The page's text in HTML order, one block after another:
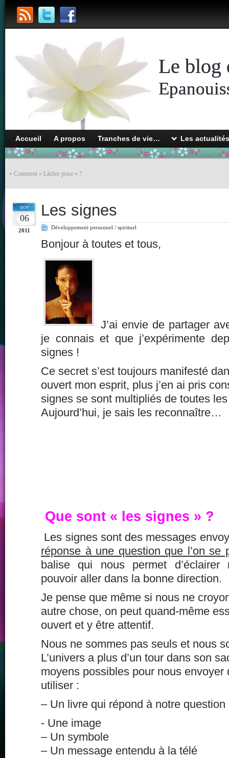
Le blog
Accueil A propos Tranches de vie… Les
« Comment « Lâcher prise » ?
nov
06
2011
Les signes
Développement personnel / spirituel
Bonjour à toutes et tous,
J’ai envie de partager
je connais et que j’expérimente
signes !
Ce secret s’est toujours manifesté
ouvert mon esprit, plus j’en ai pris
signes se sont multipliés de toutes
Aujourd’hui, je sais les reconnaître…
Que sont « les signes » ?
Les signes sont des messages
réponse à une question que l’on se
balise qui nous permet
pouvoir aller dans la bonne direction.
Je pense que même si nous ne
autre chose, on peut quand-même
ouvert et y être attentif.
Nous ne sommes pas seuls et nous
L’univers a plus d’un tour dans son
moyens possibles pour nous envoyer
utiliser :
– Un livre qui répond à notre question
- Une image
– Un symbole
– Un message entendu à la télé